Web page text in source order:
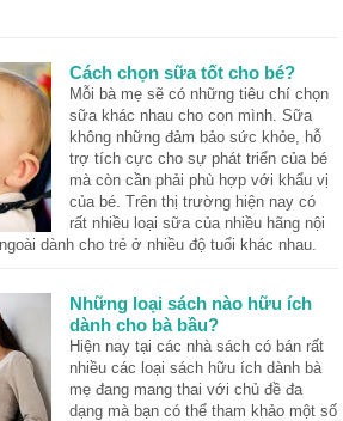
Cách chọn sữa tốt cho bé?
Mỗi bà mẹ sẽ có những tiêu chí chọn
sữa khác nhau cho con mình. Sữa
không những đảm bảo sức khỏe, hỗ
trợ tích cực cho sự phát triển của bé
mà còn cần phải phù hợp với khẩu vị
của bé. Trên thị trường hiện nay có
rất nhiều loại sữa của nhiều hãng nội
dành cho trẻ ở nhiều độ tuổi khác nhau.
Những loại sách nào hữu ích
dành cho bà bầu?
Hiện nay tại các nhà sách có bán rất
nhiều các loại sách hữu ích dành bà
mẹ đang mang thai với chủ đề đa
dạng mà bạn có thể tham khảo một số